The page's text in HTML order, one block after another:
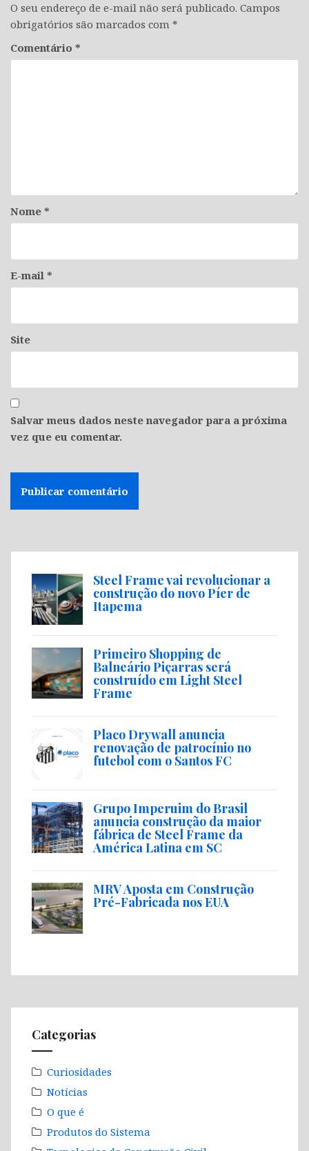
O seu endereço de e-mail não será publicado. Campos
obrigatórios são marcados com *
Comentário *
Nome *
E-mail *
Site
Salvar meus dados neste navegador para a próxima
vez que eu comentar.
Steel Frame vai revolucionar a
construção do novo Píer de
Itapema
Primeiro Shopping de
Balneário Piçarras será
construído em Light Steel
Frame
Placo Drywall anuncia
renovação de patrocínio no
futebol com o Santos FC
Grupo Imperuim do Brasil
anuncia construção da maior
fábrica de Steel Frame da
América Latina em SC
MRV Aposta em Construção
Pré-Fabricada nos EUA
Categorias
Curiosidades
Notícias
O que é
Produtos do Sistema